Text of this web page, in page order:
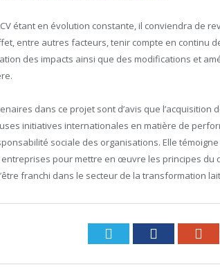
étant en évolution constante, il conviendra de
entre autres facteurs, tenir compte en continu
des impacts ainsi que des modifications et
dans ce projet sont d’avis que l’acquisition
initiatives internationales en matière de
sociale des organisations. Elle
entreprises pour mettre en œuvre les principes
franchi dans le secteur de la transformation
Twitter Facebook